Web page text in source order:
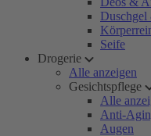
Seife
Drogerie
Alle anzeigen
Gesichtspflege
Alle
Anti-
Augen